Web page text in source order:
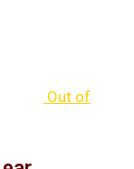
Out of